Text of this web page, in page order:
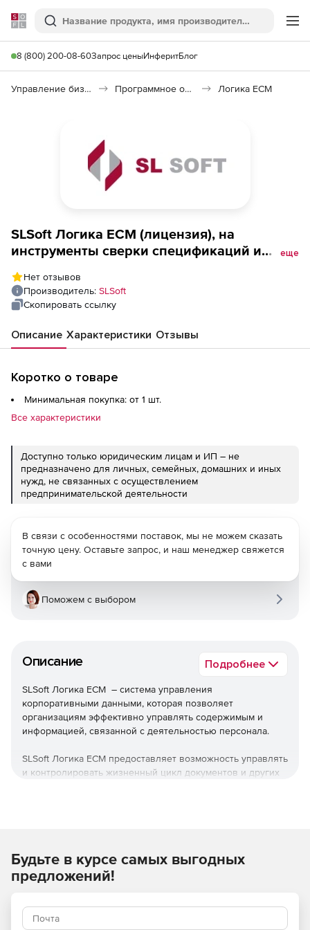
Softline
Поиск
8 (800) 200-08-60Запрос ценыИнферитБлог
Управление бизнесом, CRM/ERP Программное обеспечение для управления бизнесом Логика ECM
SLSoft Логика ECM (лицензия), на
инструменты сверки спецификаций и
месяцев
еще
Нет отзывов
Производитель: SLSoft
Скопировать ссылку
Описание Характеристики Отзывы
Коротко о товаре
Минимальная покупка: от 1 шт.
Все характеристики
Доступно только юридическим лицам и ИП – не
предназначено для личных, семейных, домашних и иных
нужд, не связанных с осуществлением
предпринимательской деятельности
Описание Подробнее
SLSoft Логика ECM – система управления
корпоративными данными, которая позволяет
организациям эффективно управлять содержимым и
информацией, связанной с деятельностью персонала.
SLSoft Логика ECM предоставляет возможность управлять
и контролировать жизненный цикл документов и других
Программа SLSoft Логика ECM может включает
следующие функции:
документов: позволяет создавать структуру
документов, каталоги, папки и настраивать иерархию
В связи с особенностями поставок, мы не можем сказать
точную цену. Оставьте запрос, и наш менеджер свяжется
с вами
Поможем с выбором
Будьте в курсе самых выгодных
предложений!